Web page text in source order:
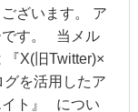
ざいます。 ア
です。 当メル
『X(旧Twitter)×
グを活用したア
イト』 につい